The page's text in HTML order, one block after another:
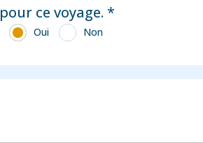
pour ce voyage. *
Oui Non